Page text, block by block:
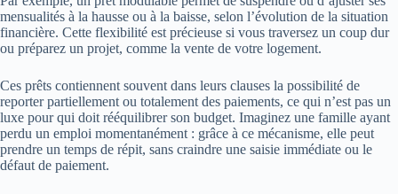
mensualités à la hausse ou à la baisse, selon l’évolution de la situation
financière. Cette flexibilité est précieuse si vous traversez un coup dur
ou préparez un projet, comme la vente de votre logement.
Ces prêts contiennent souvent dans leurs clauses la possibilité de
reporter partiellement ou totalement des paiements, ce qui n’est pas un
luxe pour qui doit rééquilibrer son budget. Imaginez une famille ayant
perdu un emploi momentanément : grâce à ce mécanisme, elle peut
prendre un temps de répit, sans craindre une saisie immédiate ou le
défaut de paiement.